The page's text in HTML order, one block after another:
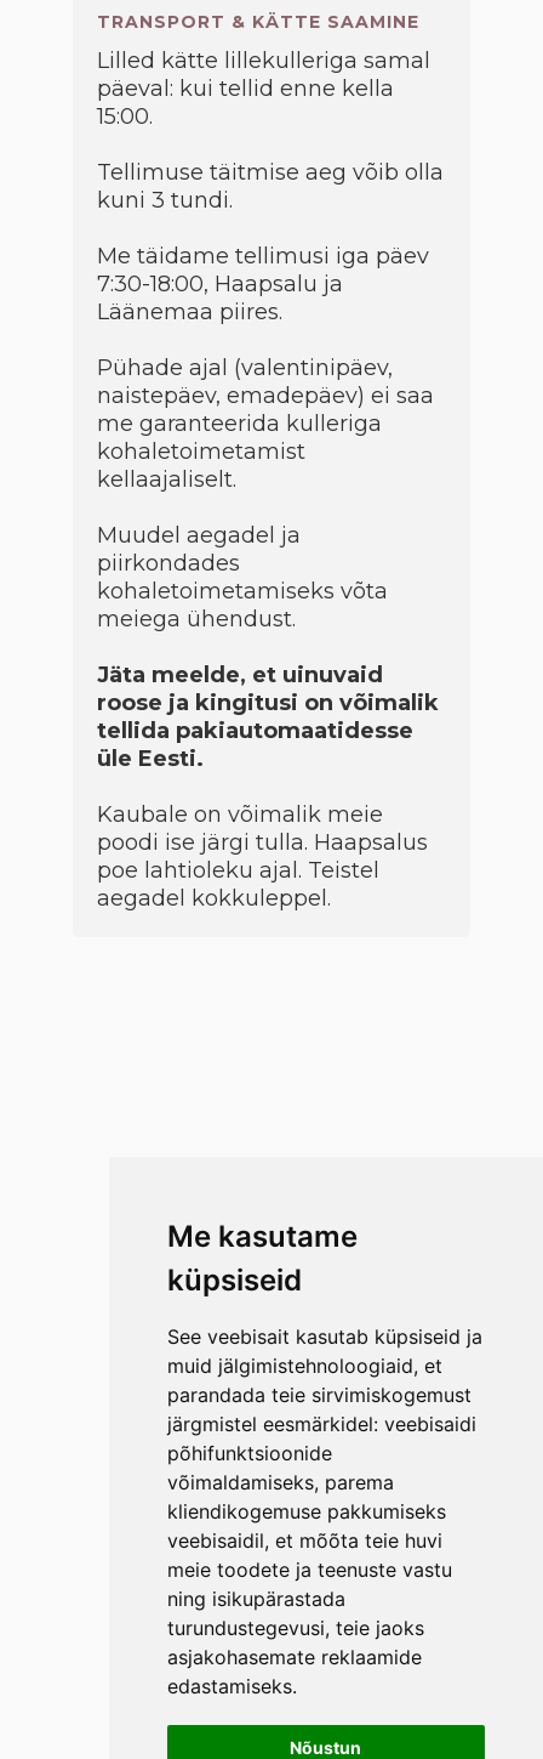
Me kasutame
küpsiseid
See veebisait kasutab küpsiseid ja
muid jälgimistehnoloogiaid, et
parandada teie sirvimiskogemust
järgmistel eesmärkidel: veebisaidi
põhifunktsioonide
võimaldamiseks, parema
kliendikogemuse pakkumiseks
veebisaidil, et mõõta teie huvi
meie toodete ja teenuste vastu
ning isikupärastada
turundustegevusi, teie jaoks
asjakohasemate reklaamide
edastamiseks.
Nõustun
TRANSPORT & KÄTTE SAAMINE
Lilled kätte lillekulleriga samal
päeval: kui tellid enne kella
15:00.
Tellimuse täitmise aeg võib olla
kuni 3 tundi.
Me täidame tellimusi iga päev
7:30-18:00, Haapsalu ja
Läänemaa piires.
Pühade ajal (valentinipäev,
naistepäev, emadepäev) ei saa
me garanteerida kulleriga
kohaletoimetamist
kellaajaliselt.
Muudel aegadel ja
piirkondades
kohaletoimetamiseks võta
meiega ühendust.
Jäta meelde, et uinuvaid
roose ja kingitusi on võimalik
tellida pakiautomaatidesse
üle Eesti.
Kaubale on võimalik meie
poodi ise järgi tulla. Haapsalus
poe lahtioleku ajal. Teistel
aegadel kokkuleppel.